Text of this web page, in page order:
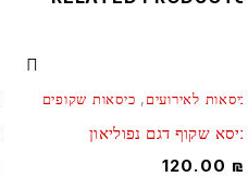
לאירועים, כיסאות שקופים
שקוף דגם נפוליאון
120.00